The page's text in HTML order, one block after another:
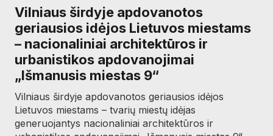
Vilniaus širdyje apdovanotos
geriausios idėjos Lietuvos miestams
– nacionaliniai architektūros ir
urbanistikos apdovanojimai
„Išmanusis miestas 9“
Vilniaus širdyje apdovanotos geriausios idėjos
Lietuvos miestams – tvarių miestų idėjas
generuojantys nacionaliniai architektūros ir